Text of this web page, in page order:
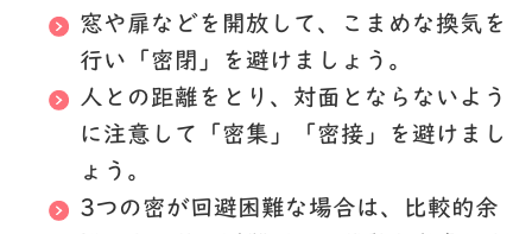
窓や扉などを開放して、こまめな換気を
行い 「密閉」
を避けましょう。
人との距離をとり、対面とならないよう
に注意して
「密集」「密接」
を避けまし
ょう。
3つの密が回避困難な場合は、比較的余